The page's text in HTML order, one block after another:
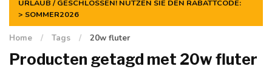
URLAUB / GESCHLOSSEN! NUTZEN SIE DEN RABATTCODE:
> SOMMER2026
Home / Tags / 20w fluter
Producten getagd met 20w fluter